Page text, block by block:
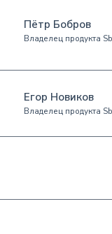
Пётр Бобров
Владелец продукта
Егор Новиков
Владелец продукта